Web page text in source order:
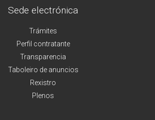
Sede electrónica
Trámites
Perfil contratante
Transparencia
Taboleiro de anuncios
Rexistro
Plenos